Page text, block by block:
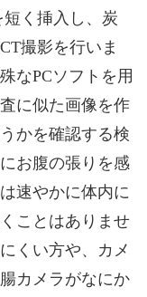
く挿入し、炭
撮影を行いま
なPCソフトを用
に似た画像を作
かを確認する検
お腹の張りを感
速やかに体内に
ことはありませ
くい方や、カメ
カメラがなにか